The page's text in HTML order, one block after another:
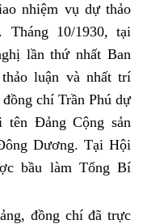
nhiệm vụ dự thảo
10/1930, tại
lần thứ nhất Ban
luận và nhất trí
chí Trần Phú dự
tên Đảng Cộng sản
Dương. Tại Hội
bầu làm Tổng Bí
đồng chí đã trực